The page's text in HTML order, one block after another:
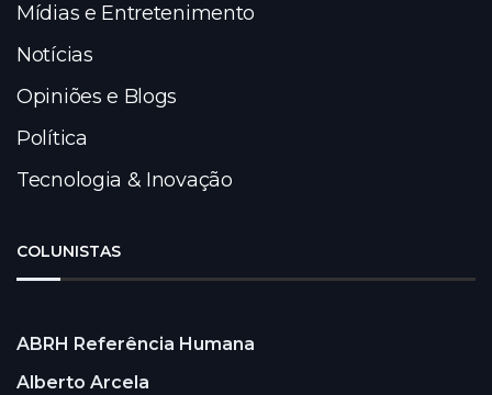
Mídias e Entretenimento
Notícias
Opiniões e Blogs
Política
Tecnologia & Inovação
COLUNISTAS
ABRH Referência Humana
Alberto Arcela